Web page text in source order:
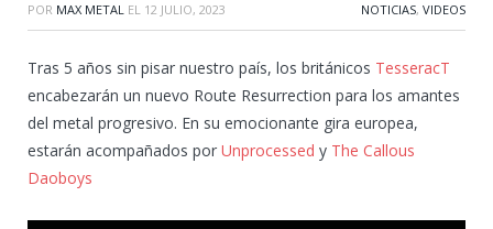
POR MAX METAL EL 12 JULIO, 2023 NOTICIAS, VIDEOS
Tras 5 años sin pisar nuestro país, los británicos TesseracT
encabezarán un nuevo Route Resurrection para los amantes
del metal progresivo. En su emocionante gira europea,
estarán acompañados por Unprocessed y The Callous
Daoboys